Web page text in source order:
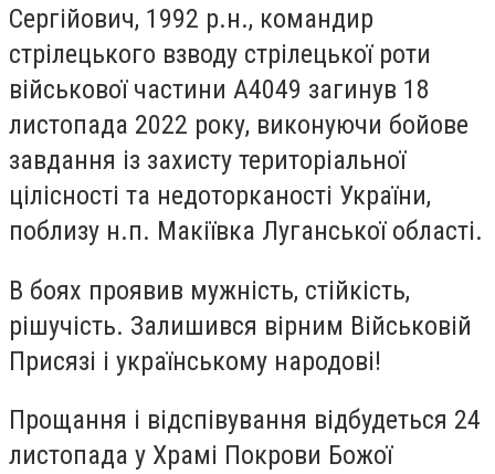
Сергійович, 1992 р.н., командир
стрілецького взводу стрілецької роти
військової частини А4049 загинув 18
листопада 2022 року, виконуючи бойове
завдання із захисту територіальної
цілісності та недоторканості України,
поблизу н.п. Макіївка Луганської області.
В боях проявив мужність, стійкість,
рішучість. Залишився вірним Військовій
Присязі і українському народові!
Прощання і відспівування відбудеться 24
листопада у Храмі Покрови Божої